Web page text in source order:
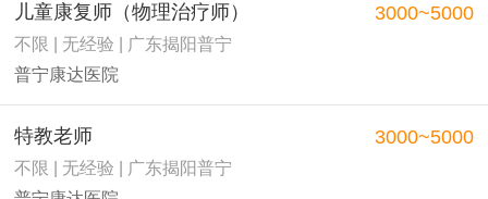
儿童康复师（物理治疗师）
不限 | 无经验 | 广东揭阳普宁
普宁康达医院
3000~5000
特教老师
不限 | 无经验 | 广东揭阳普宁
3000~5000